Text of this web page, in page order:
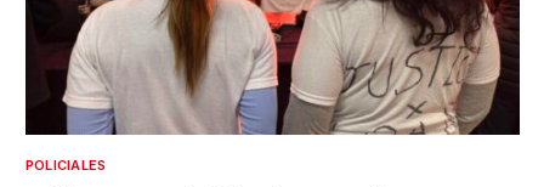
POLICIALES